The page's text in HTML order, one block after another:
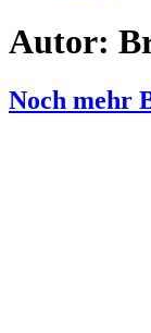
Autor:
Noch mehr